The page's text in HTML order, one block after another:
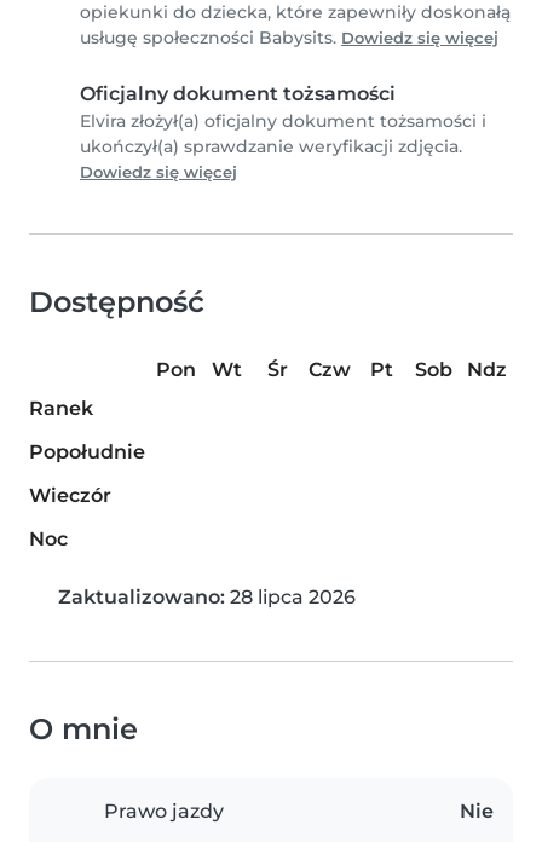
opiekunki do dziecka, które zapewniły doskonałą
usługę społeczności Babysits. Dowiedz się więcej
Oficjalny dokument tożsamości
Elvira złożył(a) oficjalny dokument tożsamości i
ukończył(a) sprawdzanie weryfikacji zdjęcia.
Dowiedz się więcej
Dostępność
Pon Wt Śr Czw Pt Sob
Ndz
Ranek
Popołudnie
Wieczór
Noc
Zaktualizowano: 28 lipca 2026
O mnie
Prawo jazdy Nie